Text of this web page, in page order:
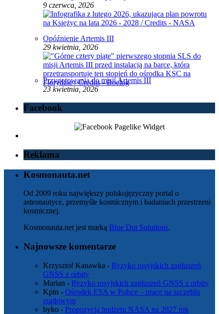
9 czerwca, 2026
Opóźnienie Artemis III
29 kwietnia, 2026
Przygotowania do misji Artemis III
23 kwietnia, 2026
Facebook
Reklama
Kosmonauta.net
Od 2009 roku największy polskojęzyczny portal o
astronautyce, przemyśle kosmicznym i badaniach przestrzeni
kosmicznej.
Kosmonauta.net jest marką Blue Dot Solutions.
Najnowsze komentarze
Krzysztof Kanawka - Ryzyko rosyjskich zagłuszeń
GNSS z orbity
Marian - Ryzyko rosyjskich zagłuszeń GNSS z orbity
Kptn - Ośrodek ESA w Polsce – prace na szczeblu
rządowym
byko - Propozycja budżetu NASA na 2027 rok